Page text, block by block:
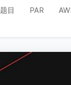
题目 PAR